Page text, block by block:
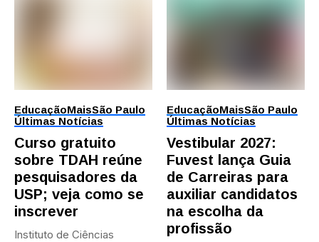
EducaçãoMaisSão Paulo
Últimas Notícias
Curso gratuito
sobre TDAH reúne
pesquisadores da
USP; veja como se
inscrever
Instituto de Ciências
EducaçãoMaisSão Paulo
Últimas Notícias
Vestibular 2027:
Fuvest lança Guia
de Carreiras para
auxiliar candidatos
na escolha da
profissão